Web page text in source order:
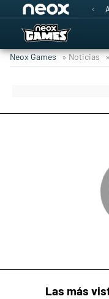
Neox Games » Noticias
Las más